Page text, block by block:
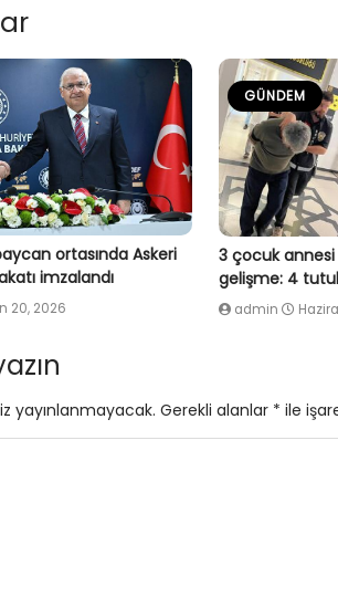
ortasında Askeri
imzalandı
20, 2026
GÜNDEM
3 çocuk annesi
gelişme: 4
admin
yayınlanmayacak. Gerekli alanlar * ile